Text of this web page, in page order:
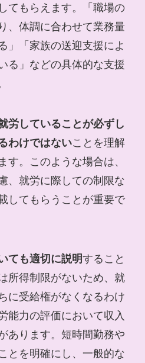
てもらえます。「職場の
、体調に合わせて業務量
」「家族の送迎支援によ
る」などの具体的な支援
労していることが必ずし
わけではないことを理解
す。このような場合は、
、就労に際しての制限な
してもらうことが重要で
ても適切に説明すること
所得制限がないため、就
に受給権がなくなるわけ
能力の評価において収入
あります。短時間勤務や
とを明確にし、一般的な